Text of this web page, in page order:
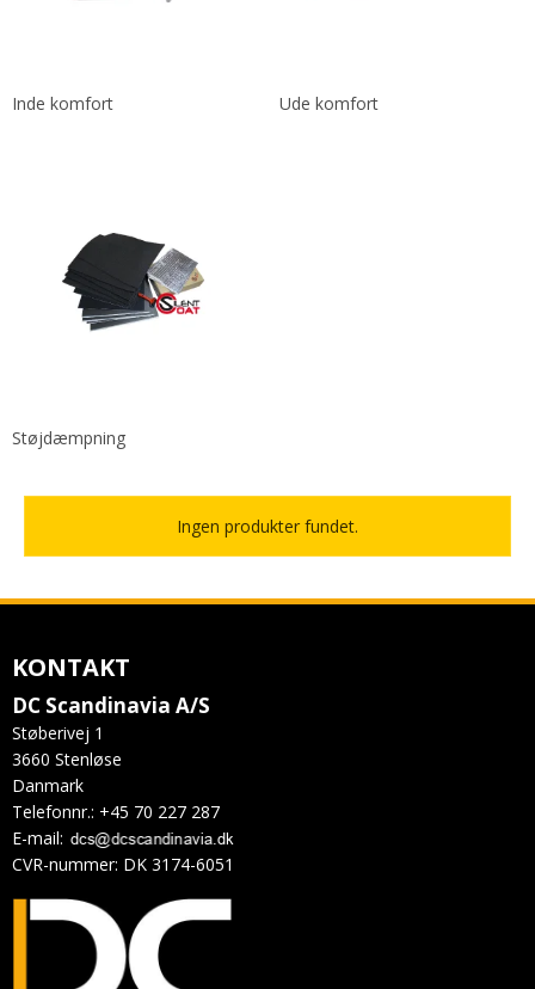
Inde komfort Ude komfort
Støjdæmpning
Ingen produkter fundet.
KONTAKT
DC Scandinavia A/S
Støberivej 1
3660 Stenløse
Danmark
Telefonnr.: +45 70 227 287
E-mail:
CVR-nummer: DK 3174-6051